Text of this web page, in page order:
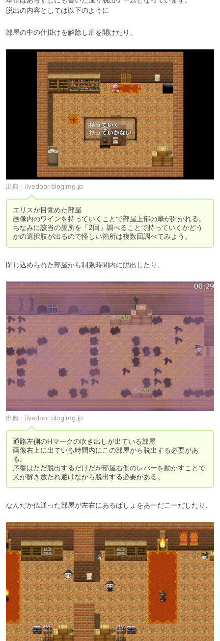
脱出の内容としては以下のように
部屋の中の仕掛けを解除し扉を開けたり、
出典： livedoor.blogimg.jp
エリスが目覚めた部屋
画像内のワインを持っていくことで部屋上部の扉が開かれる。
ちなみに該当の箇所を「2回」調べることで持っていくかどう
かの選択肢が出るので怪しい箇所は複数回調べてみよう。
閉じ込められた部屋から制限時間内に脱出したり、
出典： livedoor.blogimg.jp
通路左側のHマークの吹き出しが出ている部屋
画像右上に出ている時間内にこの部屋から脱出する必要があ
る。
序盤はただ脱出するだけだが部屋右側のレバーを動かすことで
犬が解き放たれ避けながら脱出する必要がある。
なんだか似通った部屋が左右にあるばしょをあーだこーだしたり、